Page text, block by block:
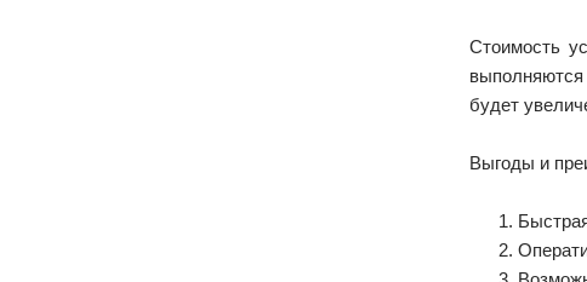
Стоимость
будет
Выгоды и